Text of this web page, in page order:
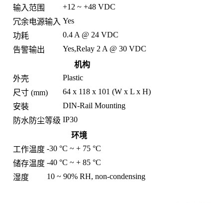
输入范围
+12 ~ +48 VDC
冗余电源输入 Yes
功耗
0.4 A @ 24 VDC
告警输出
Yes,Relay 2 A @ 30 VDC
机构
外壳
Plastic
尺寸 (mm)
64 x 118 x 101 (W x L x H)
安裝
DIN-Rail Mounting
防水防尘等级 IP30
环境
工作温度 -30 °C ~ + 75 °C
储存温度 -40 °C ~ + 85 °C
湿度
10 ~ 90% RH, non-condensing